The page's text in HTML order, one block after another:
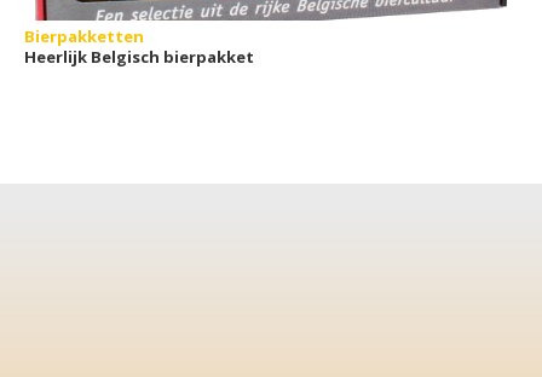
Bierpakketten
Heerlijk Belgisch bierpakket